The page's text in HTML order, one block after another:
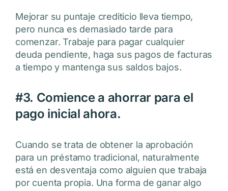
Mejorar su puntaje crediticio lleva tiempo,
pero nunca es demasiado tarde para
comenzar. Trabaje para pagar cualquier
deuda pendiente, haga sus pagos de facturas
a tiempo y mantenga sus saldos bajos.
#3. Comience a ahorrar para el
pago inicial ahora.
Cuando se trata de obtener la aprobación
para un préstamo tradicional, naturalmente
está en desventaja como alguien que trabaja
por cuenta propia. Una forma de ganar algo